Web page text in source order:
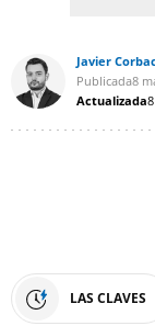
Javier
Publicada8
Actualizada
LAS CLAVES